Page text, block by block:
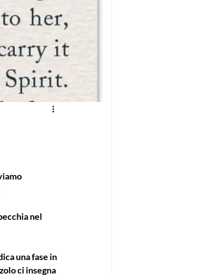
nel
una fase in
ci insegna